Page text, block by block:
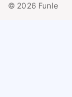
© 2026 Funle